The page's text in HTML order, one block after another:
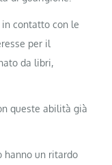
contatto con le
per il
da libri,
queste abilità già
hanno un ritardo